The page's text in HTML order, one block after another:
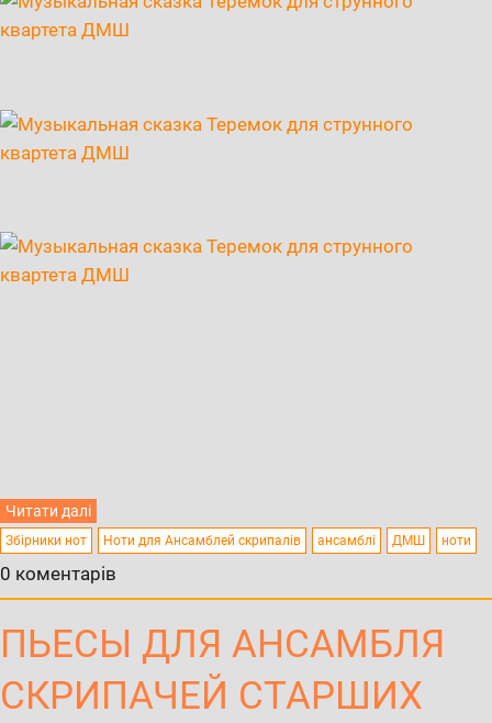
Читати далі
Збірники нот Ноти для Ансамблей скрипалів ансамблі ДМШ ноти
0 коментарів
ПЬЕСЫ ДЛЯ АНСАМБЛЯ
СКРИПАЧЕЙ СТАРШИХ